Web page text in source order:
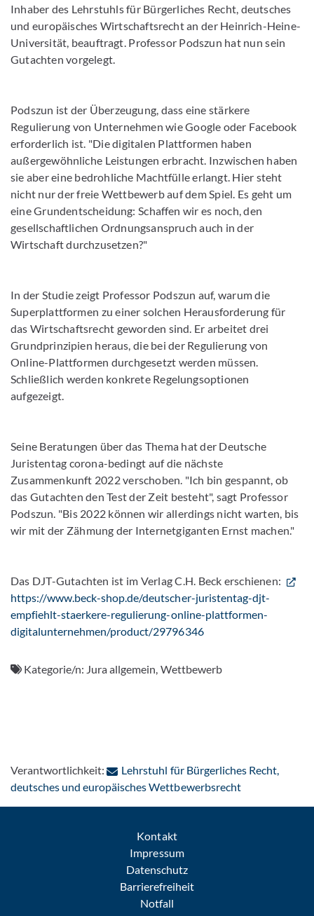
Inhaber des Lehrstuhls für Bürgerliches Recht, deutsches
und europäisches Wirtschaftsrecht an der Heinrich-Heine-
Universität, beauftragt. Professor Podszun hat nun sein
Gutachten vorgelegt.
Podszun ist der Überzeugung, dass eine stärkere
Regulierung von Unternehmen wie Google oder Facebook
erforderlich ist. "Die digitalen Plattformen haben
außergewöhnliche Leistungen erbracht. Inzwischen haben
sie aber eine bedrohliche Machtfülle erlangt. Hier steht
nicht nur der freie Wettbewerb auf dem Spiel. Es geht um
eine Grundentscheidung: Schaffen wir es noch, den
gesellschaftlichen Ordnungsanspruch auch in der
Wirtschaft durchzusetzen?"
In der Studie zeigt Professor Podszun auf, warum die
Superplattformen zu einer solchen Herausforderung für
das Wirtschaftsrecht geworden sind. Er arbeitet drei
Grundprinzipien heraus, die bei der Regulierung von
Online-Plattformen durchgesetzt werden müssen.
Schließlich werden konkrete Regelungsoptionen
aufgezeigt.
Seine Beratungen über das Thema hat der Deutsche
Juristentag corona-bedingt auf die nächste
Zusammenkunft 2022 verschoben. "Ich bin gespannt, ob
das Gutachten den Test der Zeit besteht", sagt Professor
Podszun. "Bis 2022 können wir allerdings nicht warten, bis
wir mit der Zähmung der Internetgiganten Ernst machen."
Das DJT-Gutachten ist im Verlag C.H. Beck erschienen:
https://www.beck-shop.de/deutscher-juristentag-djt-
empfiehlt-staerkere-regulierung-online-plattformen-
digitalunternehmen/product/29796346
Kategorie/n: Jura allgemein, Wettbewerb
Verantwortlichkeit:
Lehrstuhl für Bürgerliches Recht,
deutsches und europäisches Wettbewerbsrecht: Per E-Mail
Kontakt
Impressum
Datenschutz
Barrierefreiheit
Notfall